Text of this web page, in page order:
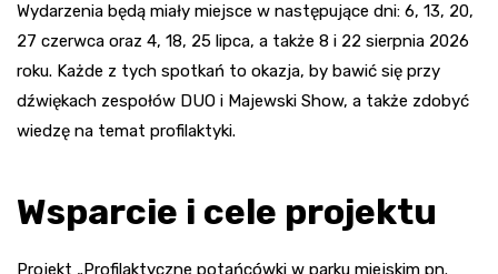
Wydarzenia będą miały miejsce w następujące dni: 6, 13, 20,
27 czerwca oraz 4, 18, 25 lipca, a także 8 i 22 sierpnia 2026
roku. Każde z tych spotkań to okazja, by bawić się przy
dźwiękach zespołów DUO i Majewski Show, a także zdobyć
wiedzę na temat profilaktyki.
Wsparcie i cele projektu
Projekt „Profilaktyczne potańcówki w parku miejskim pn.